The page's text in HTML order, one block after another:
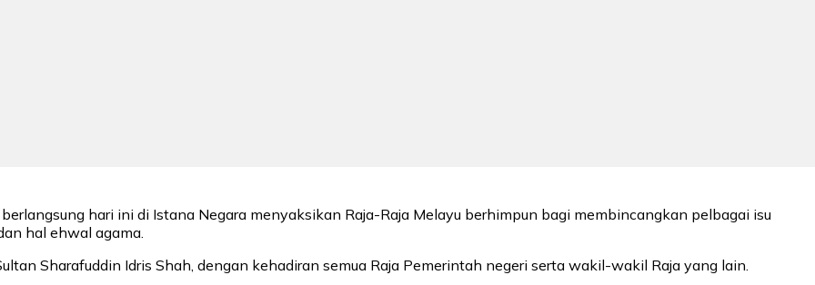
hari ini di Istana Negara menyaksikan Raja-Raja Melayu berhimpun bagi membincangkan pelbagai isu
hal ehwal agama.
Sharafuddin Idris Shah, dengan kehadiran semua Raja Pemerintah negeri serta wakil-wakil Raja yang lain.